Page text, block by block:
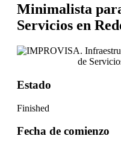
Minimalista
Servicios en
Estado
Finished
Fecha de comienzo